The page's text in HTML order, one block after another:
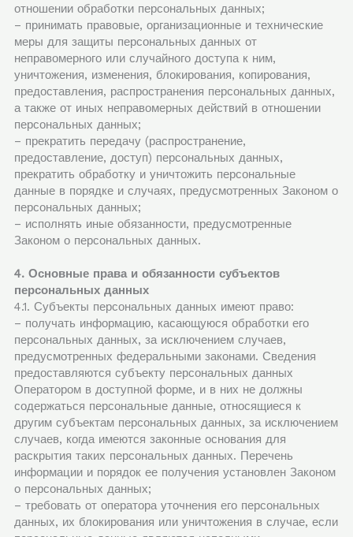
отношении обработки персональных данных;
– принимать правовые, организационные и технические
меры для защиты персональных данных от
неправомерного или случайного доступа к ним,
уничтожения, изменения, блокирования, копирования,
предоставления, распространения персональных данных,
а также от иных неправомерных действий в отношении
персональных данных;
– прекратить передачу (распространение,
предоставление, доступ) персональных данных,
прекратить обработку и уничтожить персональные
данные в порядке и случаях, предусмотренных Законом о
персональных данных;
– исполнять иные обязанности, предусмотренные
Законом о персональных данных.
4. Основные права и обязанности субъектов
персональных данных
4.1. Субъекты персональных данных имеют право:
– получать информацию, касающуюся обработки его
персональных данных, за исключением случаев,
предусмотренных федеральными законами. Сведения
предоставляются субъекту персональных данных
Оператором в доступной форме, и в них не должны
содержаться персональные данные, относящиеся к
другим субъектам персональных данных, за исключением
случаев, когда имеются законные основания для
раскрытия таких персональных данных. Перечень
информации и порядок ее получения установлен Законом
о персональных данных;
– требовать от оператора уточнения его персональных
данных, их блокирования или уничтожения в случае, если